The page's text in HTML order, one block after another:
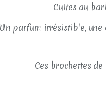
Cuites au
Un parfum irrésistible, une
Ces brochettes